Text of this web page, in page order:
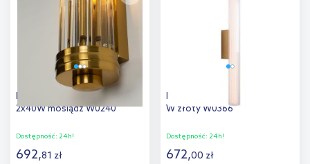
porównania
MaxLight Florence kinkiet
2x40W mosiądz W0240
Dostępność: 24h!
692,81 zł
MaxLight Fayette kinkiet 1x12
W złoty W0366
Dostępność: 24h!
672,00 zł